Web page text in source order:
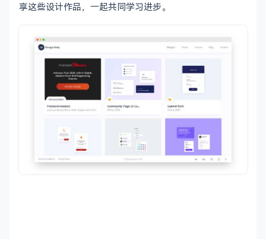
享这些设计作品，一起共同学习进步。